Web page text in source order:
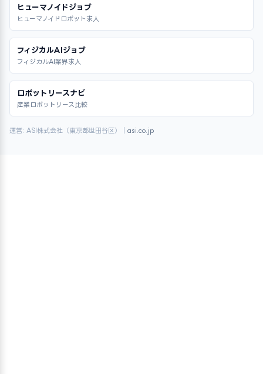
ヒューマノイドジョブ
ヒューマノイドロボット求人
フィジカルAIジョブ
フィジカルAI業界求人
ロボットリースナビ
産業ロボットリース比較
運営: ASI株式会社（東京都世田谷区）｜ asi.co.jp